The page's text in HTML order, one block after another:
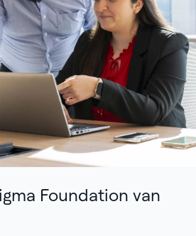
Foundation van